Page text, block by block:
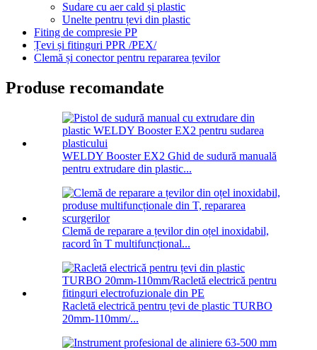
Sudare cu aer cald și plastic
Unelte pentru țevi din plastic
Fiting de compresie PP
Țevi și fitinguri PPR /PEX/
Clemă și conector pentru repararea țevilor
Produse recomandate
WELDY Booster EX2 Ghid de sudură manuală
pentru extrudare din plastic...
Clemă de reparare a țevilor din oțel inoxidabil,
racord în T multifuncțional...
Racletă electrică pentru țevi de plastic TURBO
20mm-110mm/...